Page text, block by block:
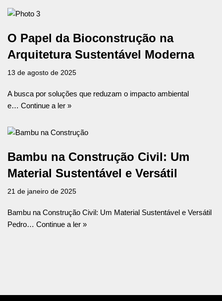
O Papel da Bioconstrução na
Arquitetura Sustentável Moderna
13 de agosto de 2025
A busca por soluções que reduzam o impacto ambiental
e… Continue a ler »
Bambu na Construção Civil: Um
Material Sustentável e Versátil
21 de janeiro de 2025
Bambu na Construção Civil: Um Material Sustentável e Versátil
Pedro… Continue a ler »